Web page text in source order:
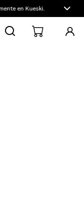
en Kueski. 10% OFF